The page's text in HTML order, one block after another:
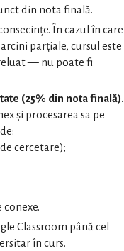
din nota finală.
În cazul în care
parțiale, cursul este
— nu poate fi
(25% din nota finală).
și procesarea sa pe
cercetare);
Classroom până cel
în curs.